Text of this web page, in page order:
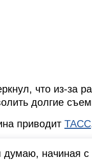
что из-за
долгие
приводит ТАСС
думаю, начиная с